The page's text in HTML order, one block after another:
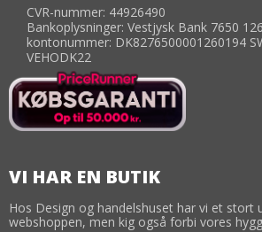
CVR-nummer: 44926490
Bankoplysninger: Vestjysk Bank 7650
kontonummer: DK8276500001260194
VEHODK22
VI HAR EN BUTIK
Hos Design og handelshuset har vi et stort
webshoppen, men kig også forbi vores